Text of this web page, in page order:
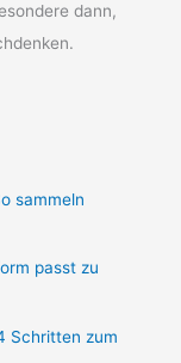
dann,
sammeln
passt zu
Schritten zum